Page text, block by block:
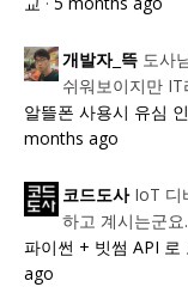
개발자_뜩 도사
쉬워보이지만 IT
알뜰폰 사용시 유심
months ago
코드도사 IoT 디
하고 계시는군요
파이썬 + 빗썸 API 로
ago